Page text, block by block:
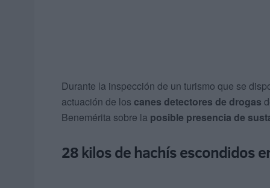
Durante la inspección de un turismo que se
actuación de los canes detectores de drogas
Benemérita sobre la posible presencia de
28 kilos de hachís escondidos